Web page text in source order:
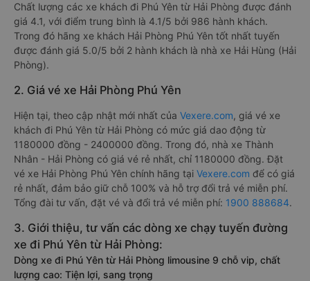
Chất lượng các xe khách đi Phú Yên từ Hải Phòng được đánh
giá 4.1, với điểm trung bình là 4.1/5 bởi 986 hành khách.
Trong đó hãng xe khách Hải Phòng Phú Yên tốt nhất tuyến
được đánh giá 5.0/5 bởi 2 hành khách là nhà xe Hải Hùng (Hải
Phòng).
2. Giá vé xe Hải Phòng Phú Yên
Hiện tại, theo cập nhật mới nhất của Vexere.com, giá vé xe
khách đi Phú Yên từ Hải Phòng có mức giá dao động từ
1180000 đồng - 2400000 đồng. Trong đó, nhà xe Thành
Nhân - Hải Phòng có giá vé rẻ nhất, chỉ 1180000 đồng. Đặt
vé xe Hải Phòng Phú Yên chính hãng tại Vexere.com để có giá
rẻ nhất, đảm bảo giữ chỗ 100% và hỗ trợ đổi trả vé miễn phí.
Tổng đài tư vấn, đặt vé và đổi trả vé miễn phí: 1900 888684.
3. Giới thiệu, tư vấn các dòng xe chạy tuyến đường
xe đi Phú Yên từ Hải Phòng:
Dòng xe đi Phú Yên từ Hải Phòng limousine 9 chỗ vip, chất
lượng cao: Tiện lợi, sang trọng